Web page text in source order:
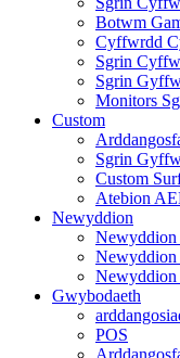
Botwm
Cyffwrdd
Sgrin
Sgrin
Monitors
Custom
Sgrin
Custom
Atebion
Newyddion
Newyddion
Gwybodaeth
POS